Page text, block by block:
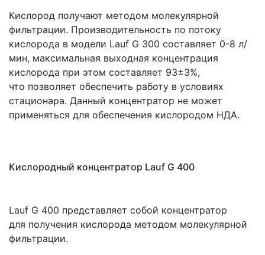
Кислород получают методом молекулярной
фильтрации. Производительность по потоку
кислорода в модели Lauf G 300 составляет 0-8 л/
мин, максимальная выходная концентрация
кислорода при этом составляет 93±3%,
что позволяет обеспечить работу в условиях
стационара. Данный концентратор не может
применяться для обеспечения кислородом НДА.
Кислородный концентратор Lauf G 400
Lauf G 400 представляет собой концентратор
для получения кислорода методом молекулярной
фильтрации.